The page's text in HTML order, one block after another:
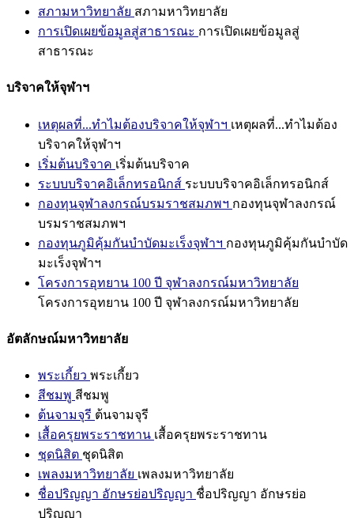
สภามหาวิทยาลัย สภามหาวิทยาลัย
การเปิดเผยข้อมูลสู่สาธารณะ การเปิดเผยข้อมูลสู่
สาธารณะ
บริจาคให้จุฬาฯ
เหตุผลที่...ทำไมต้องบริจาคให้จุฬาฯ เหตุผลที่...ทำไมต้อง
บริจาคให้จุฬาฯ
เริ่มต้นบริจาค เริ่มต้นบริจาค
ระบบบริจาคอิเล็กทรอนิกส์ ระบบบริจาคอิเล็กทรอนิกส์
กองทุนจุฬาลงกรณ์บรมราชสมภพฯ กองทุนจุฬาลงกรณ์
บรมราชสมภพฯ
กองทุนภูมิคุ้มกันบำบัดมะเร็งจุฬาฯ กองทุนภูมิคุ้มกันบำบัด
มะเร็งจุฬาฯ
โครงการอุทยาน 100 ปี จุฬาลงกรณ์มหาวิทยาลัย
โครงการอุทยาน 100 ปี จุฬาลงกรณ์มหาวิทยาลัย
อัตลักษณ์มหาวิทยาลัย
พระเกี้ยว พระเกี้ยว
สีชมพู สีชมพู
ต้นจามจุรี ต้นจามจุรี
เสื้อครุยพระราชทาน เสื้อครุยพระราชทาน
ชุดนิสิต ชุดนิสิต
เพลงมหาวิทยาลัย เพลงมหาวิทยาลัย
ชื่อปริญญา อักษรย่อปริญญา ชื่อปริญญา อักษรย่อ
ปริญญา